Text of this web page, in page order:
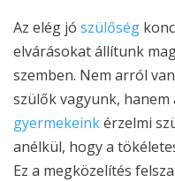
Az elég jó szülőség
elvárásokat állítunk
szemben. Nem arról
szülők vagyunk,
gyermekeinkérzelmi
anélkül, hogy a
Ez a megközelítés